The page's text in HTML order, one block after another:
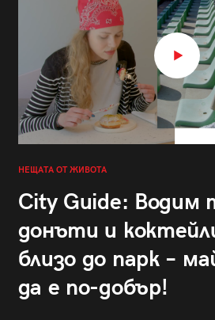
НЕЩАТА ОТ ЖИВОТА
City Guide: Водим
донъти и
близо до парк –
да е по-добър!